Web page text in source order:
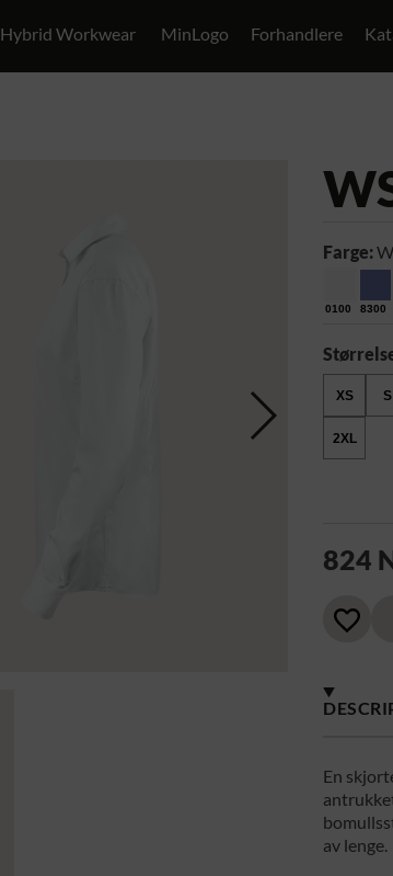
Hybrid Workwear MinLogo Forhandlere
Farge:
0100 8300
XS S
2XL
824
En
av lenge.